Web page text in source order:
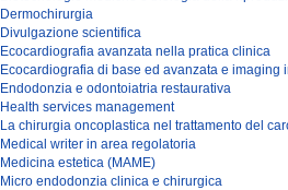
Dermochirurgia
Divulgazione scientifica
Ecocardiografia avanzata nella pratica clinica
Ecocardiografia di base ed avanzata e imaging
Endodonzia e odontoiatria restaurativa
Health services management
La chirurgia oncoplastica nel trattamento del
Medical writer in area regolatoria
Medicina estetica (MAME)
Micro endodonzia clinica e chirurgica